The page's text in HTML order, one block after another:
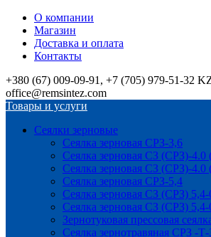
О компании
Магазин
Доставка и оплата
Контакты
+380 (67) 009-09-91, +7 (705) 979-51-32
office@remsintez.com
Товары и услуги
Сеялки зерновые
Сеялка зерновая СРЗ-3,6
Сеялка зерновая СЗ (СРЗ)-4.0
Сеялка зерновая СЗ (СРЗ)-4.0
Сеялка зерновая СРЗ-5,4
Сеялка зерновая СЗ (СРЗ) 5,4-
Сеялка зерновая СЗ (СРЗ) 5,4-
Зернотуковая прессовая
Сеялка зернотравяная СРЗ -Т-